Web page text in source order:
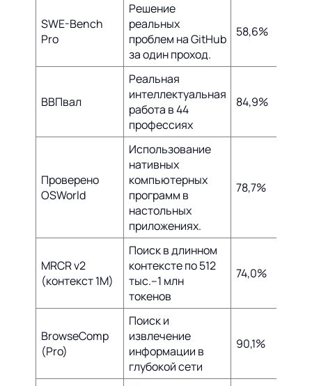
SWE-Bench
Pro
Решение
реальных
проблем на GitHub
за один проход.
58,6%
ВВПвал
Реальная
интеллектуальная
работа в 44
профессиях
84,9%
Проверено
OSWorld
Использование
нативных
компьютерных
программ в
настольных
приложениях.
78,7%
MRCR v2
(контекст 1M)
Поиск в длинном
контексте по 512
тыс.–1 млн
токенов
74,0%
BrowseComp
(Pro)
Поиск и
извлечение
информации в
глубокой сети
90,1%